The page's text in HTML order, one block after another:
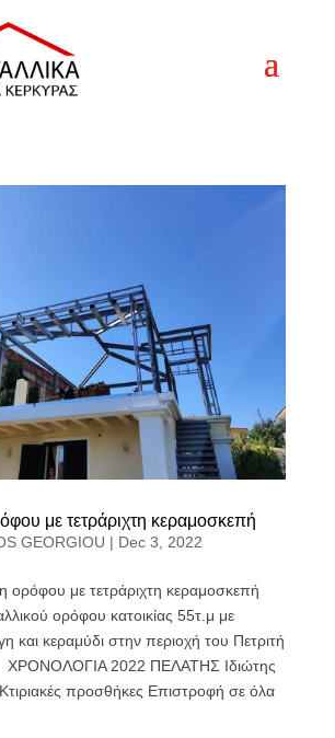
με τετράριχτη κεραμοσκεπή
GEORGIOU | Dec 3, 2022
με τετράριχτη κεραμοσκεπή
ορόφου κατοικίας 55τ.μ με
και κεραμύδι στην περιοχή του Πετριτή
ΧΡΟΝΟΛΟΓΙΑ 2022 ΠΕΛΑΤΗΣ Ιδιώτης
προσθήκες Επιστροφή σε όλα